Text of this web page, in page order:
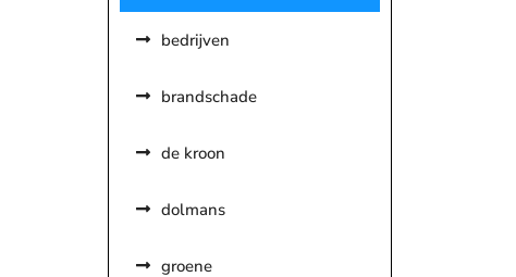
bedrijven
brandschade
de kroon
dolmans
groene